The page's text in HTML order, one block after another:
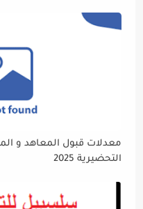
معدلات قبول المعاهد و
التحضيرية 2025